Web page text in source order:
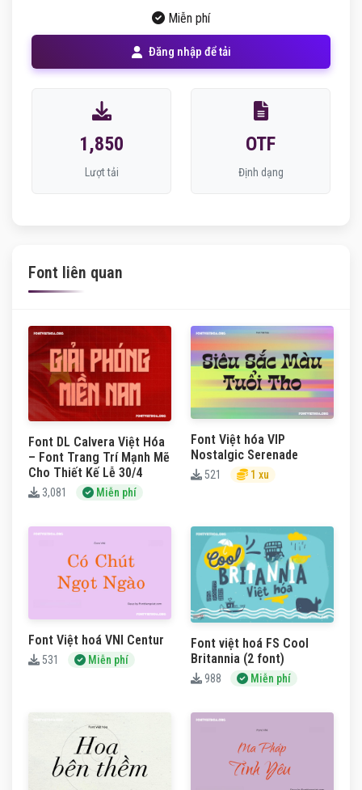
Miễn phí
Đăng nhập để tải
1,850
Lượt tải
OTF
Định dạng
Font liên quan
Font DL Calvera Việt Hóa
– Font Trang Trí Mạnh Mẽ
Cho Thiết Kế Lễ 30/4
3,081 Miễn phí
Font Việt hóa VIP
Nostalgic Serenade
521 1 xu
Font Việt hoá VNI Centur
531 Miễn phí
Font việt hoá FS Cool
Britannia (2 font)
988 Miễn phí